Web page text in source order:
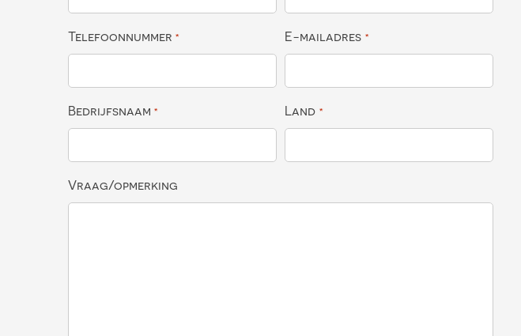
Telefoonnummer * E-mailadres *
Bedrijfsnaam * Land *
Vraag/opmerking